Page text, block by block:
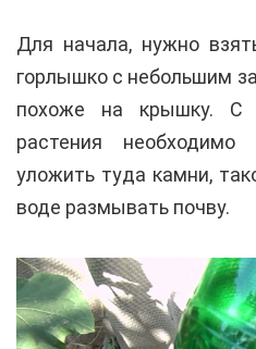
Для начала, нужно
горлышко с небольшим
похоже на крышку. С
растения
уложить туда камни,
воде размывать почву.